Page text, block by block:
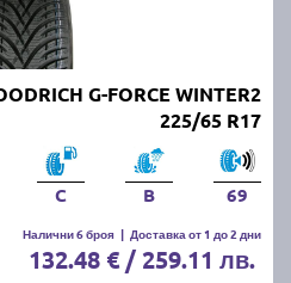
G-FORCE WINTER2
225/65 R17
C B 69
Налични 6 броя | Доставка от 1 до 2 дни
132.48 € / 259.11 лв.